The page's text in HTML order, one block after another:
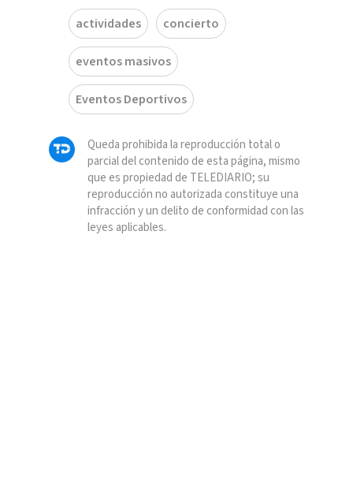
actividades concierto
eventos masivos
Eventos Deportivos
Queda prohibida la reproducción total o
parcial del contenido de esta página, mismo
que es propiedad de TELEDIARIO; su
reproducción no autorizada constituye una
infracción y un delito de conformidad con las
leyes aplicables.